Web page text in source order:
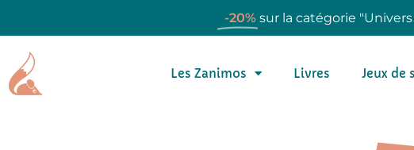
-20% sur la catégorie
Les Zanimos Livres Jeux de